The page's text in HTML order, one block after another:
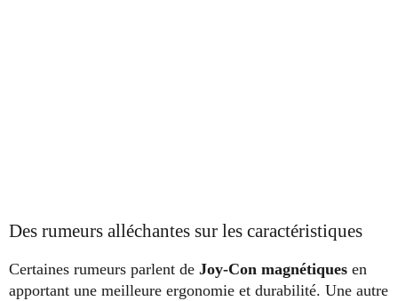
Des rumeurs alléchantes sur les caractéristiques
Certaines rumeurs parlent de Joy-Con magnétiques en
apportant une meilleure ergonomie et durabilité. Une autre